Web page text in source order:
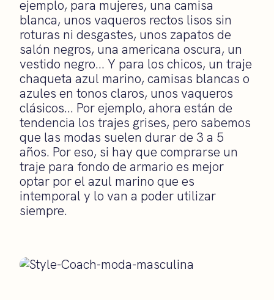
ejemplo, para mujeres, una camisa
blanca, unos vaqueros rectos lisos sin
roturas ni desgastes, unos zapatos de
salón negros, una americana oscura, un
vestido negro… Y para los chicos, un traje
chaqueta azul marino, camisas blancas o
azules en tonos claros, unos vaqueros
clásicos… Por ejemplo, ahora están de
tendencia los trajes grises, pero sabemos
que las modas suelen durar de 3 a 5
años. Por eso, si hay que comprarse un
traje para fondo de armario es mejor
optar por el azul marino que es
intemporal y lo van a poder utilizar
siempre.